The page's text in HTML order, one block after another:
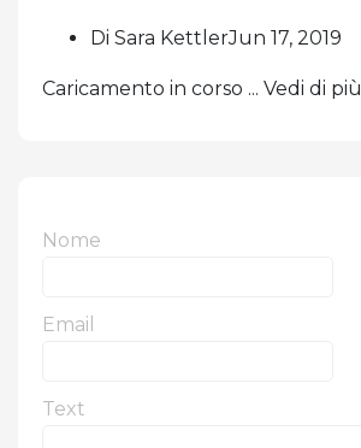
Di Sara KettlerJun 17, 2019
Caricamento in corso ... Vedi di più
Nome
Email
Text